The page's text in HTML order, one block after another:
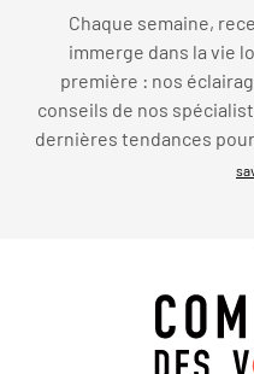
Chaque semaine,
immerge dans la vie
première : nos
conseils de nos
dernières tendances